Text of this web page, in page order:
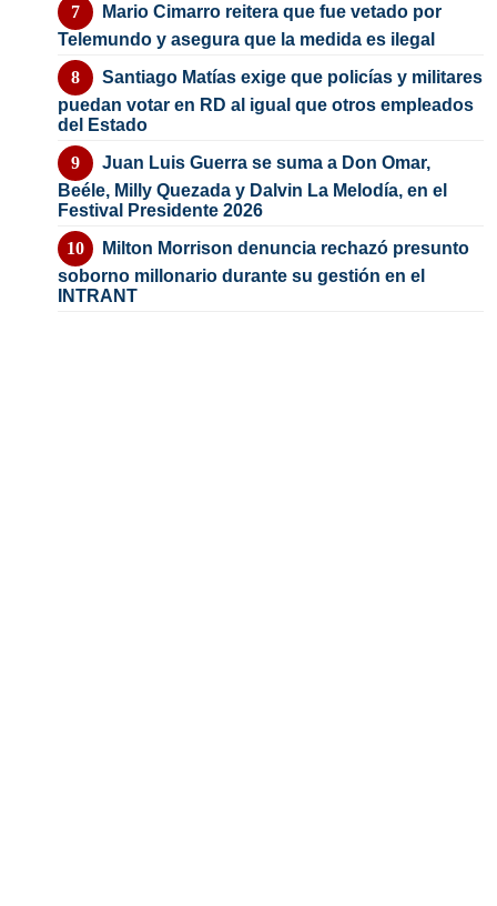
Mario Cimarro reitera que fue vetado por
Telemundo y asegura que la medida es ilegal
Santiago Matías exige que policías y militares
puedan votar en RD al igual que otros empleados
del Estado
Juan Luis Guerra se suma a Don Omar,
Beéle, Milly Quezada y Dalvin La Melodía, en el
Festival Presidente 2026
Milton Morrison denuncia rechazó presunto
soborno millonario durante su gestión en el
INTRANT